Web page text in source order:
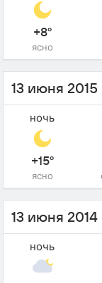
+8°
ясно
13 июня 2015
ночь
+15°
ясно
13 июня 2014
ночь